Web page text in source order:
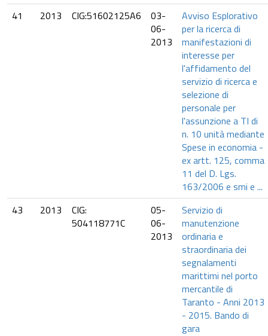
41
2013 CIG:51602125A6
03-
06-
2013
Avviso Esplorativo
per la ricerca di
manifestazioni di
interesse per
l'affidamento del
servizio di ricerca e
selezione di
personale per
l'assunzione a TI di
n. 10 unità mediante
Spese in economia -
ex artt. 125, comma
11 del D. Lgs.
163/2006 e smi e ...
43
2013
CIG:
504118771C
05-
06-
2013
Servizio di
manutenzione
ordinaria e
straordinaria dei
segnalamenti
marittimi nel porto
mercantile di
Taranto - Anni 2013
- 2015. Bando di
gara